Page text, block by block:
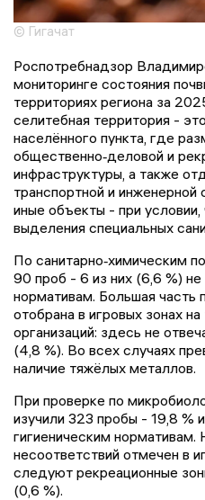
© Гигачат
Роспотребнадзор
мониторинге состояния
территориях региона за
селитебная территория -
населённого пункта, где
общественно‑деловой и
инфраструктуры, а также
транспортной и
иные объекты - при
выделения специальных
По санитарно‑химическим
90 проб - 6 из них (6,6 %) не
нормативам. Большая часть
отобрана в игровых зонах
организаций: здесь не
(4,8 %). Во всех случаях
наличие тяжёлых металлов.
При проверке по
изучили 323 пробы - 19,8 %
гигиеническим
несоответствий отмечен в
следуют рекреационные
(0,6 %).